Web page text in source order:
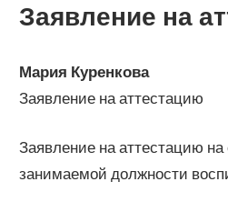
Заявление на
Мария Куренкова
Заявление на аттестацию
Заявление на аттестацию на
занимаемой должности